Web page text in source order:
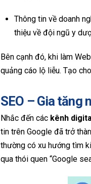
Thông tin về doanh
thiệu về đội ngũ y
Bên cạnh đó, khi làm
quảng cáo lộ liễu. Tạo
SEO – Gia tăng
Nhắc đến các kênh
tin trên Google đã trở
thường có xu hướng tìm
qua thói quen “Google